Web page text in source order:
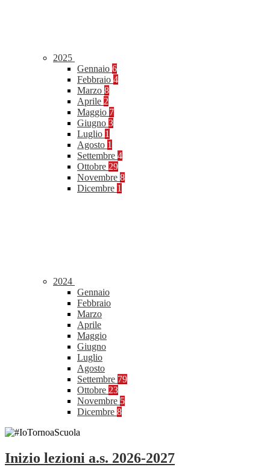
2025
Gennaio 6
Febbraio 4
Marzo 8
Aprile 2
Maggio 7
Giugno 3
Luglio 1
Agosto 1
Settembre 4
Ottobre 29
Novembre 8
Dicembre 1
2024
Gennaio
Febbraio
Marzo
Aprile
Maggio
Giugno
Luglio
Agosto
Settembre 79
Ottobre 23
Novembre 5
Dicembre 8
Inizio lezioni a.s. 2026-2027